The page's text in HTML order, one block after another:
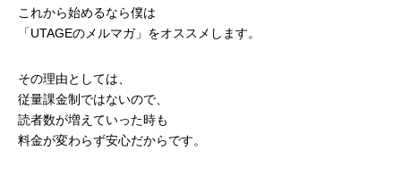
これから始めるなら僕は
「UTAGEのメルマガ」をオススメします。
その理由としては、
従量課金制ではないので、
読者数が増えていった時も
料金が変わらず安心だからです。